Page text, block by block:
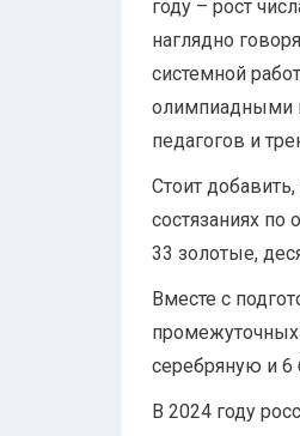
году – рост
наглядно
системной
олимпиадными
педагогов и
Стоит
состязаниях
33 золотые,
Вместе с
промежуточных
серебряную и 6
В 2024 году